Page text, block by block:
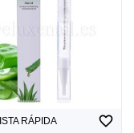
RÁPIDA favorite_border